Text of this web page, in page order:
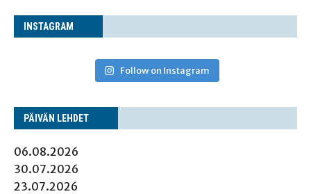
INS­TA­GRAM
Follow on Instagram
PÄI­VÄN LEHDET
06.08.2026
30.07.2026
23.07.2026